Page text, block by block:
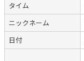
タイム
ニックネーム
日付